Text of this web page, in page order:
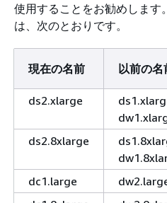
使用することをお勧めします
は、次のとおりです。
現在の名前 以前の名
ds2.xlarge
ds2.8xlarge
dc1.large